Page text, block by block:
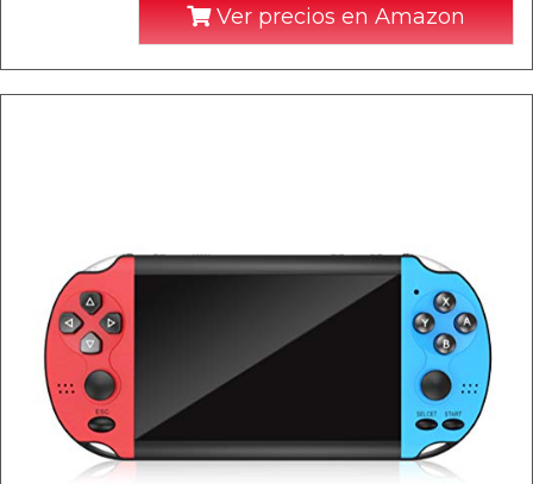
Ver precios en Amazon